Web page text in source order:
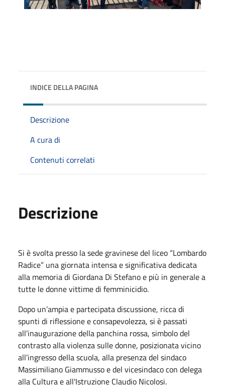
INDICE DELLA PAGINA
Descrizione
A cura di
Contenuti correlati
Descrizione
Si è svolta presso la sede gravinese del liceo “Lombardo
Radice” una giornata intensa e significativa dedicata
alla memoria di Giordana Di Stefano e più in generale a
tutte le donne vittime di femminicidio.
Dopo un’ampia e partecipata discussione, ricca di
spunti di riflessione e consapevolezza, si è passati
all’inaugurazione della panchina rossa, simbolo del
contrasto alla violenza sulle donne, posizionata vicino
all’ingresso della scuola, alla presenza del sindaco
Massimiliano Giammusso e del vicesindaco con delega
alla Cultura e all'Istruzione Claudio Nicolosi.